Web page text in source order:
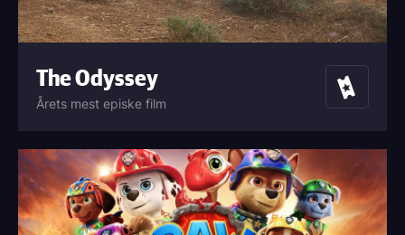
The Odyssey
Årets mest episke film
Billetter